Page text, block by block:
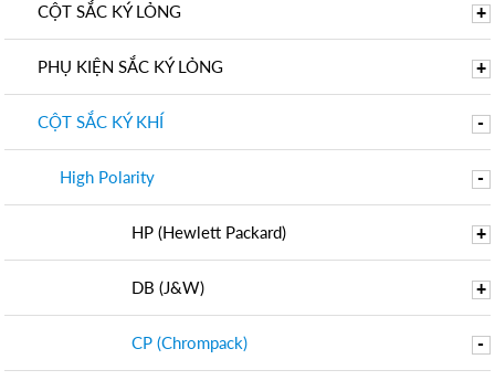
CỘT SẮC KÝ LỎNG +
PHỤ KIỆN SẮC KÝ LỎNG +
CỘT SẮC KÝ KHÍ -
High Polarity -
HP (Hewlett Packard) +
DB (J&W) +
CP (Chrompack) -